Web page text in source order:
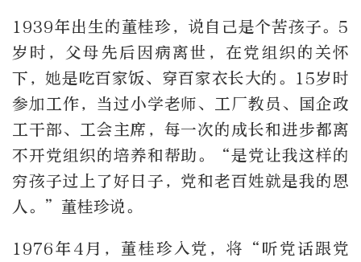
1939年出生的董桂珍，说自己是个苦孩子。5
岁时，父母先后因病离世，在党组织的关怀
下，她是吃百家饭、穿百家衣长大的。15岁时
参加工作，当过小学老师、工厂教员、国企政
工干部、工会主席，每一次的成长和进步都离
不开党组织的培养和帮助。“是党让我这样的
穷孩子过上了好日子，党和老百姓就是我的恩
人。”董桂珍说。
1976年4月，董桂珍入党，将“听党话跟党